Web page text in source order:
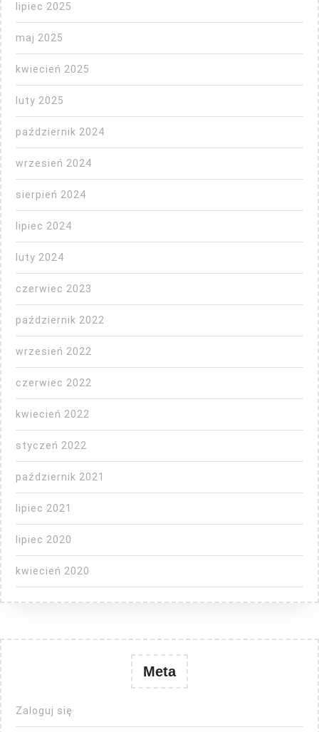
lipiec 2025
maj 2025
kwiecień 2025
luty 2025
październik 2024
wrzesień 2024
sierpień 2024
lipiec 2024
luty 2024
czerwiec 2023
październik 2022
wrzesień 2022
czerwiec 2022
kwiecień 2022
styczeń 2022
październik 2021
lipiec 2021
lipiec 2020
kwiecień 2020
Meta
Zaloguj się